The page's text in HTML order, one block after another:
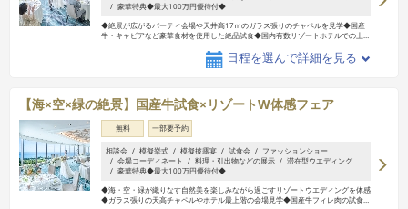
豪華特典◆最大100万円優待付◆
◆絶景が広がるパーティ会場や天井高17ｍのガラス張りのチャペルを見学◆国産
牛・キャビアなど豪華食材を使用した絶品試食◆国内有数リゾートホテルでの上…
日程を選んで詳細を見る
【海×空×緑の絶景】国産牛試食×リゾートW体感フェア
無料 一部要予約
相談会 模擬挙式 模擬披露宴 試食会
ファッションショー
会場コーディネート
料理・引出物などの展示
滞在型ウエディング
豪華特典◆最大100万円優待付◆
◆海・空・緑が織りなす自然美を楽しみながら過ごすリゾートウエディングを体感
◆ガラス張りの天高チャペルやホテル最上階の会場見学◆国産牛フィレ肉の試食…